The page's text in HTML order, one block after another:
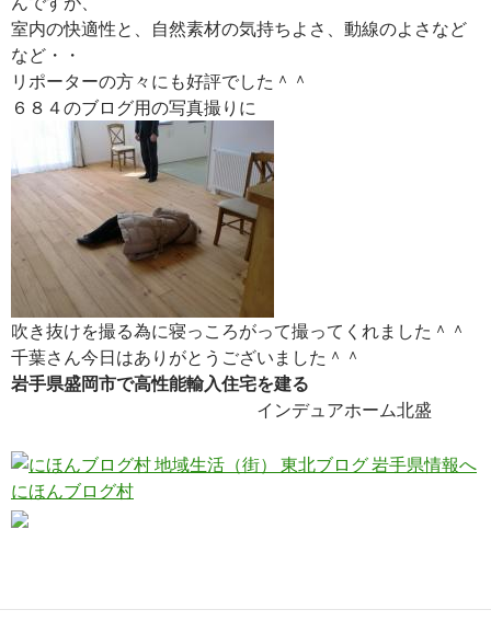
室内の快適性と、自然素材の気持ちよさ、動線のよさなど
など・・
リポーターの方々にも好評でした＾＾
６８４のブログ用の写真撮りに
吹き抜けを撮る為に寝っころがって撮ってくれました＾＾
千葉さん今日はありがとうございました＾＾
岩手県盛岡市で高性能輸入住宅を建る
インデュアホーム北盛
にほんブログ村